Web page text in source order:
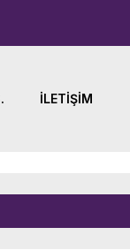
İLETIŞIM